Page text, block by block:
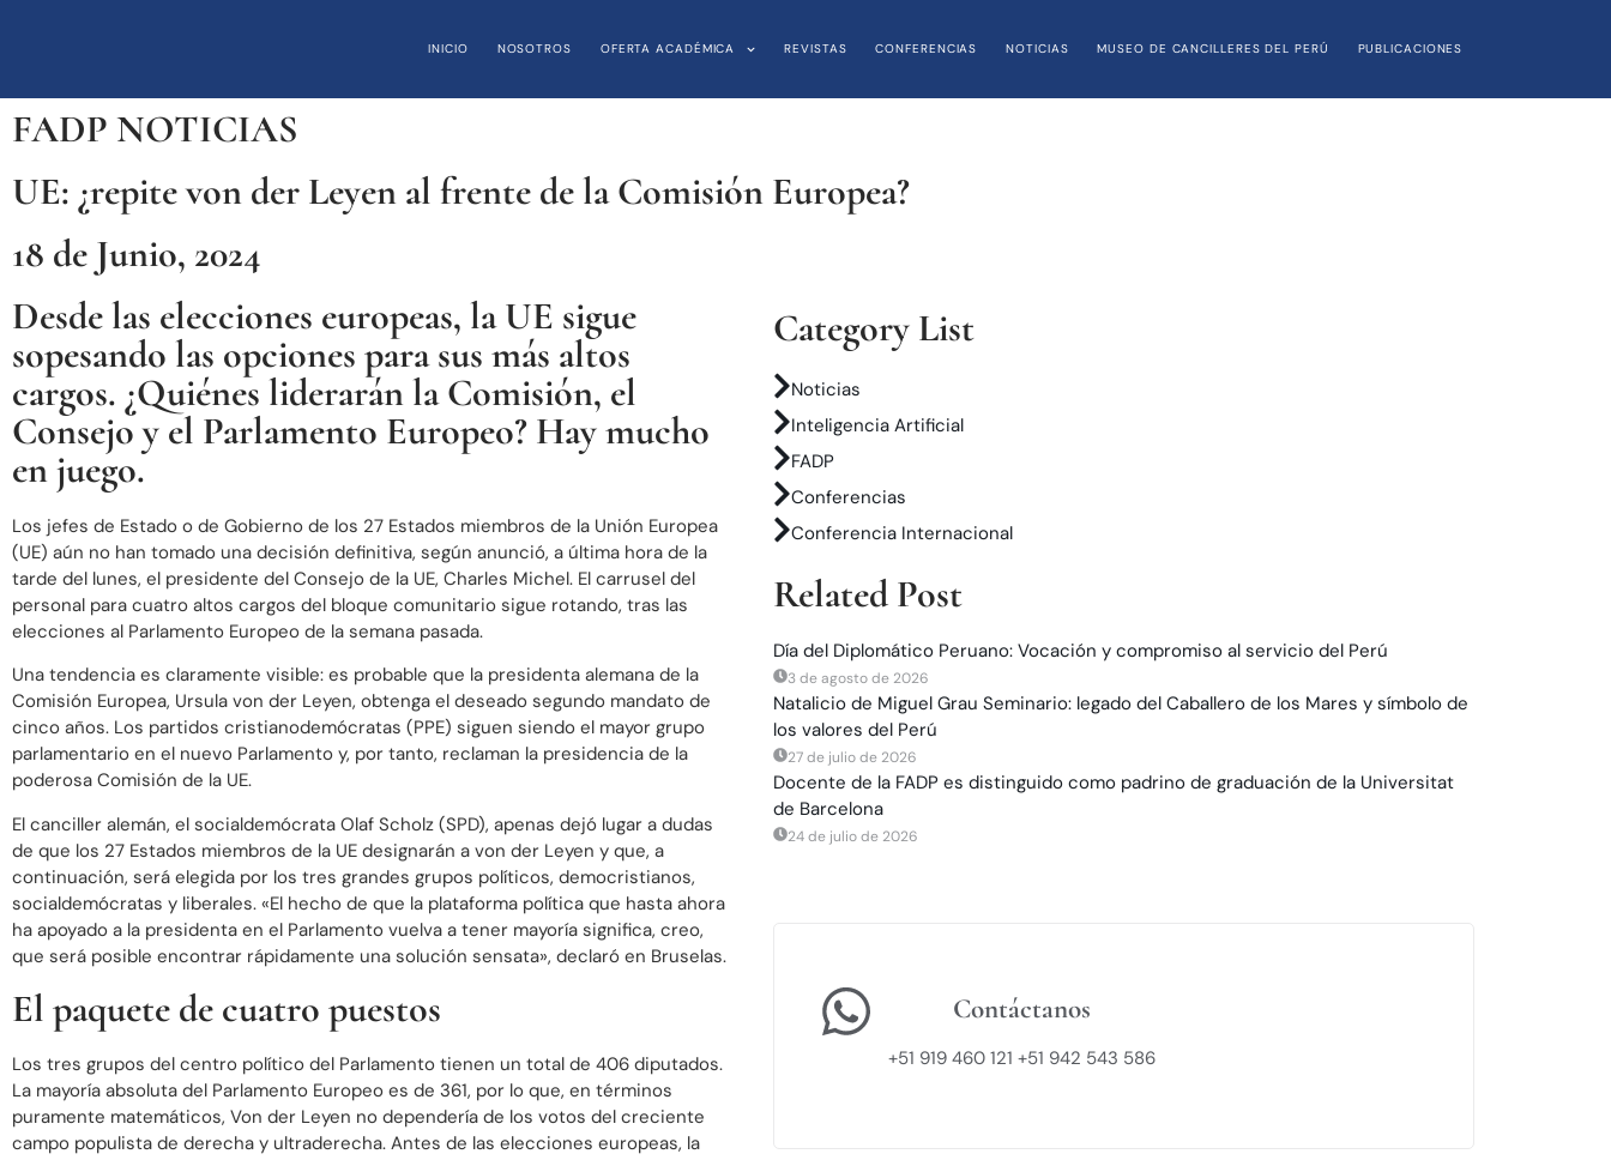
INICIO NOSOTROS OFERTA ACADÉMICA REVISTAS CONFERENCIAS NOTICIAS MUSEO DE CANCILLERES DEL PERÚ PUBLICACIONES
FADP NOTICIAS
UE: ¿repite von der Leyen al frente de la Comisión Europea?
18 de Junio, 2024
Desde las elecciones europeas, la UE sigue
sopesando las opciones para sus más altos
cargos. ¿Quiénes liderarán la Comisión, el
Consejo y el Parlamento Europeo? Hay mucho
en juego.
Los jefes de Estado o de Gobierno de los 27 Estados miembros de la Unión Europea
(UE) aún no han tomado una decisión definitiva, según anunció, a última hora de la
tarde del lunes, el presidente del Consejo de la UE, Charles Michel. El carrusel del
personal para cuatro altos cargos del bloque comunitario sigue rotando, tras las
elecciones al Parlamento Europeo de la semana pasada.
Una tendencia es claramente visible: es probable que la presidenta alemana de la
Comisión Europea, Ursula von der Leyen, obtenga el deseado segundo mandato de
cinco años. Los partidos cristianodemócratas (PPE) siguen siendo el mayor grupo
parlamentario en el nuevo Parlamento y, por tanto, reclaman la presidencia de la
poderosa Comisión de la UE.
El canciller alemán, el socialdemócrata Olaf Scholz (SPD), apenas dejó lugar a dudas
de que los 27 Estados miembros de la UE designarán a von der Leyen y que, a
continuación, será elegida por los tres grandes grupos políticos, democristianos,
socialdemócratas y liberales. «El hecho de que la plataforma política que hasta ahora
ha apoyado a la presidenta en el Parlamento vuelva a tener mayoría significa, creo,
que será posible encontrar rápidamente una solución sensata», declaró en Bruselas.
El paquete de cuatro puestos
Los tres grupos del centro político del Parlamento tienen un total de 406 diputados.
La mayoría absoluta del Parlamento Europeo es de 361, por lo que, en términos
puramente matemáticos, Von der Leyen no dependería de los votos del creciente
campo populista de derecha y ultraderecha. Antes de las elecciones europeas, la
Category List
Noticias
Inteligencia Artificial
FADP
Conferencias
Conferencia Internacional
Related Post
Día del Diplomático Peruano: Vocación y compromiso al servicio del Perú
3 de agosto de 2026
Natalicio de Miguel Grau Seminario: legado del Caballero de los Mares y símbolo de
los valores del Perú
27 de julio de 2026
Docente de la FADP es distinguido como padrino de graduación de la Universitat
de Barcelona
24 de julio de 2026
Contáctanos
+51 919 460 121 +51 942 543 586